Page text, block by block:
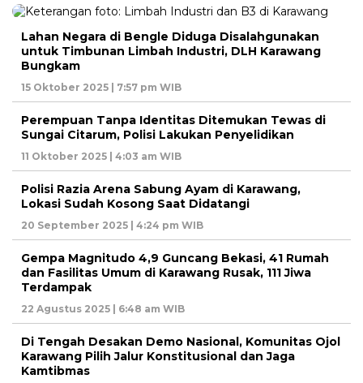
Lahan Negara di Bengle Diduga Disalahgunakan
untuk Timbunan Limbah Industri, DLH Karawang
Bungkam
15 Oktober 2025 | 7:57 pm WIB
Perempuan Tanpa Identitas Ditemukan Tewas di
Sungai Citarum, Polisi Lakukan Penyelidikan
11 Oktober 2025 | 4:03 am WIB
Polisi Razia Arena Sabung Ayam di Karawang,
Lokasi Sudah Kosong Saat Didatangi
20 September 2025 | 4:24 pm WIB
Gempa Magnitudo 4,9 Guncang Bekasi, 41 Rumah
dan Fasilitas Umum di Karawang Rusak, 111 Jiwa
Terdampak
22 Agustus 2025 | 6:48 am WIB
Di Tengah Desakan Demo Nasional, Komunitas Ojol
Karawang Pilih Jalur Konstitusional dan Jaga
Kamtibmas